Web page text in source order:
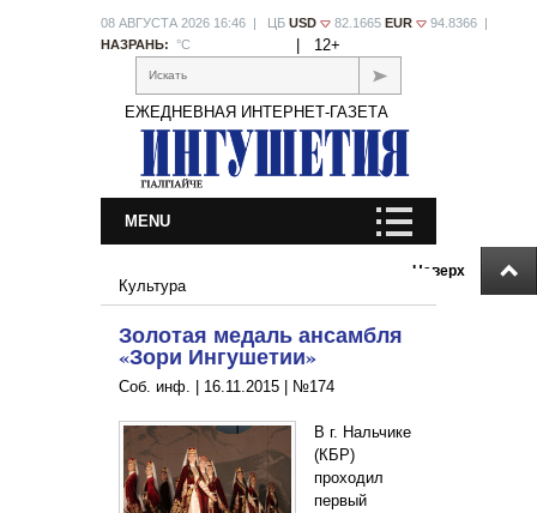
Наверх
08 АВГУСТА 2026 16:46 | ЦБ USD 82.1665 EUR
94.8366 |
НАЗРАНЬ: °С 12+
Искать
ЕЖЕДНЕВНАЯ ИНТЕРНЕТ-ГАЗЕТА
MENU
Культура
Золотая медаль ансамбля
«Зори Ингушетии»
Соб. инф. | 16.11.2015 №174
В г. Нальчике
(КБР)
проходил
первый